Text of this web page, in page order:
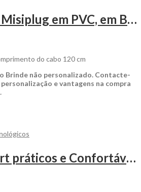
Auscultadores Misiplug em PVC, em Base Triangular em PS, para Personalizar
do cabo 120 cm
Brinde não personalizado. Contacte-
e vantagens na compra
Auriculares Cort práticos e Confortáveis com um Design Casual, para Personalizar